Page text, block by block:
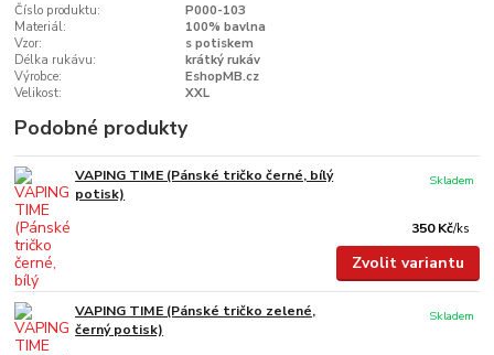
Číslo produktu:
P000-103
Materiál:
100% bavlna
Vzor:
s potiskem
Délka rukávu:
krátký rukáv
Výrobce:
EshopMB.cz
Velikost:
XXL
Podobné produkty
VAPING TIME (Pánské tričko černé, bílý
potisk)
350 Kč/ks
Skladem
Zvolit variantu
VAPING TIME (Pánské tričko zelené,
černý potisk)
Skladem